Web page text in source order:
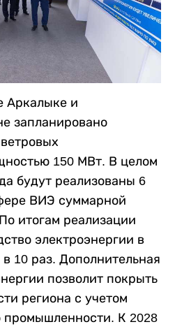
Аркалыке и
запланировано
150 МВт. В целом
будут реализованы 6
ВИЭ суммарной
итогам реализации
электроэнергии в
10 раз. Дополнительная
позволит покрыть
региона с учетом
промышленности. К 2028